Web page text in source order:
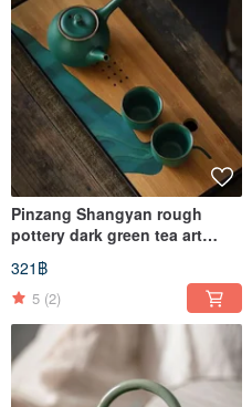
Pinzang Shangyan rough
pottery dark green tea art
Japanese tea set
321฿
5 (2)